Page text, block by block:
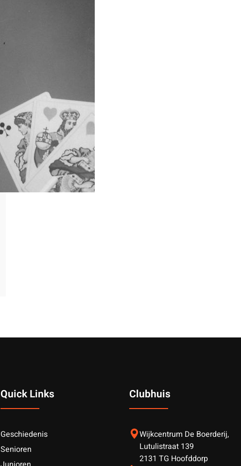
Quick Links
Geschiedenis
Senioren
Clubhuis
Wijkcentrum De Boerderij,
Lutulistraat 139
2131 TG Hoofddorp